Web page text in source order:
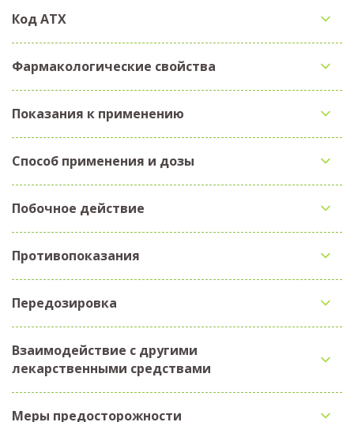
Код АТX
Фармакологические свойства
Показания к применению
Способ применения и дозы
Побочное действие
Противопоказания
Передозировка
Взаимодействие с другими
лекарственными средствами
Меры предосторожности